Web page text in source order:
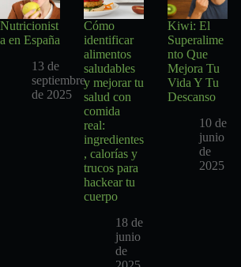
Nutricionist
a en España
13 de
septiembre
de 2025
Cómo
identificar
alimentos
saludables
y mejorar tu
salud con
comida
real:
ingredientes
, calorías y
trucos para
hackear tu
cuerpo
18 de
junio
de
Kiwi: El
Superalime
nto Que
Mejora Tu
Vida Y Tu
Descanso
10 de
junio
de
2025